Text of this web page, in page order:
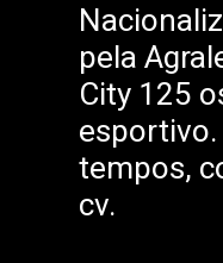
pela
City 125
esportivo.
tempos,
cv.